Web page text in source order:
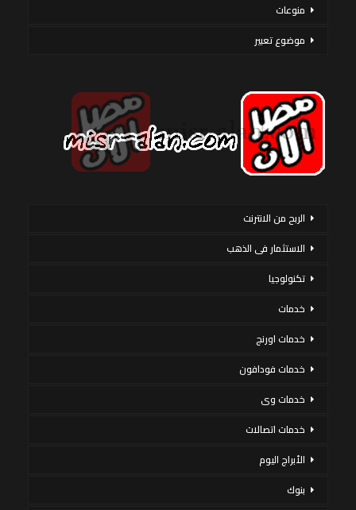
منوعات
موضوع تعبير
الربح من الانترنت
الاستثمار فى الذهب
تكنولوجيا
خدمات
خدمات اورنج
خدمات فودافون
خدمات وى
خدمات اتصالات
الأبراج اليوم
بنوك